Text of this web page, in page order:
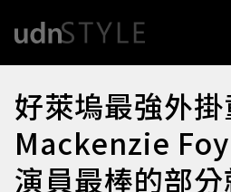
好萊塢最強外掛
Mackenzie
演員最棒的部